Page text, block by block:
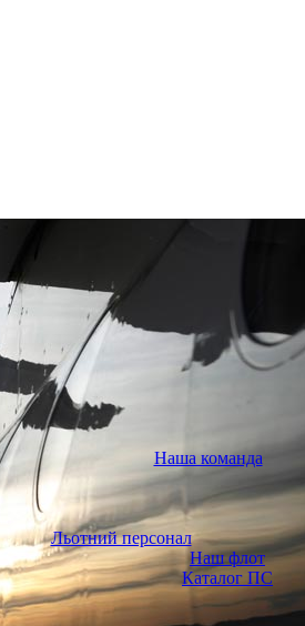
Наша команда
Льотний персонал
Наш флот
Каталог ПС